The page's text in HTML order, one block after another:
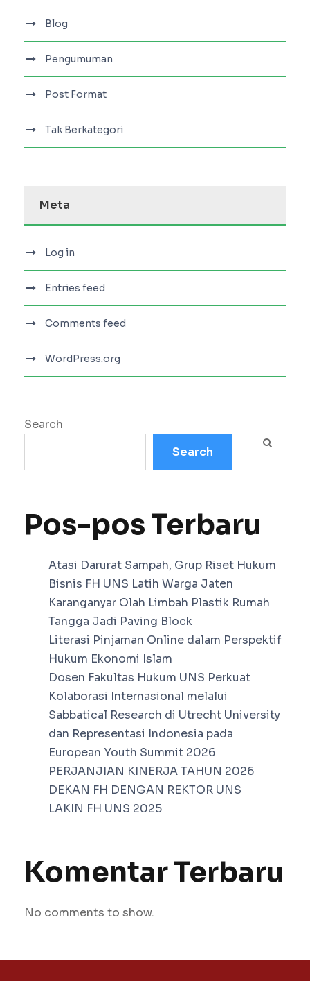
Blog
Pengumuman
Post Format
Tak Berkategori
Meta
Log in
Entries feed
Comments feed
WordPress.org
Search
Search
Pos-pos Terbaru
Atasi Darurat Sampah, Grup Riset Hukum
Bisnis FH UNS Latih Warga Jaten
Karanganyar Olah Limbah Plastik Rumah
Tangga Jadi Paving Block
Literasi Pinjaman Online dalam Perspektif
Hukum Ekonomi Islam
Dosen Fakultas Hukum UNS Perkuat
Kolaborasi Internasional melalui
Sabbatical Research di Utrecht University
dan Representasi Indonesia pada
European Youth Summit 2026
PERJANJIAN KINERJA TAHUN 2026
DEKAN FH DENGAN REKTOR UNS
LAKIN FH UNS 2025
Komentar Terbaru
No comments to show.